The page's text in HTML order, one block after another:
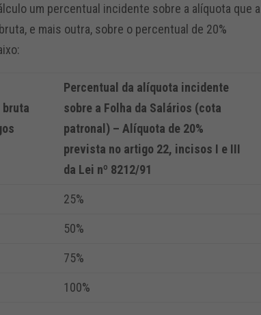
um percentual incidente sobre a alíquota que a
e mais outra, sobre o percentual de 20%
Percentual da alíquota incidente
sobre a Folha da Salários (cota
patronal) – Alíquota de 20%
prevista no artigo 22, incisos I e III
da Lei nº 8212/91
25%
50%
75%
100%